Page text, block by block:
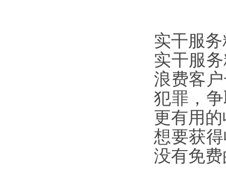
实干服
实干服
浪费客
犯罪，
更有用
想要获
没有免